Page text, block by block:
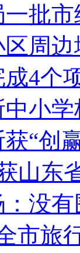
批市
周
4个
小
“创
山东
没有
市旅